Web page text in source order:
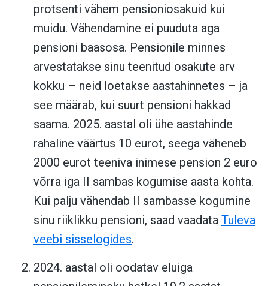
protsenti vähem pensioniosakuid kui
muidu. Vähendamine ei puuduta aga
pensioni baasosa. Pensionile minnes
arvestatakse sinu teenitud osakute arv
kokku – neid loetakse aastahinnetes – ja
see määrab, kui suurt pensioni hakkad
saama. 2025. aastal oli ühe aastahinde
rahaline väärtus 10 eurot, seega väheneb
2000 eurot teeniva inimese pension 2 euro
võrra iga II sambas kogumise aasta kohta.
Kui palju vähendab II sambasse kogumine
sinu riiklikku pensioni, saad vaadata Tuleva
veebi sisselogides.
2024. aastal oli oodatav eluiga